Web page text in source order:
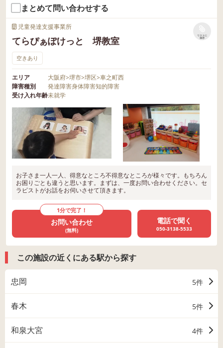
まとめて問い合わせする
児童発達支援事業所
てらぴぁぽけっと 堺教室
リストに
保存
空きあり
エリア 大阪府>堺市>堺区>車之町西
障害種別
発達障害身体障害知的障害
受け入れ年齢未就学
お子さま一人一人、得意なところ不得意なところが様々です。もちろん
お困りごとも違うと思います。まずは、一度お問い合わせください。セ
ラピストがお話をお伺いさせて頂きます。
1分で完了！
お問い合わせ
(無料)
電話で聞く
050-3138-5533
この施設の近くにある駅から探す
忠岡 5件
春木 5件
和泉大宮 4件